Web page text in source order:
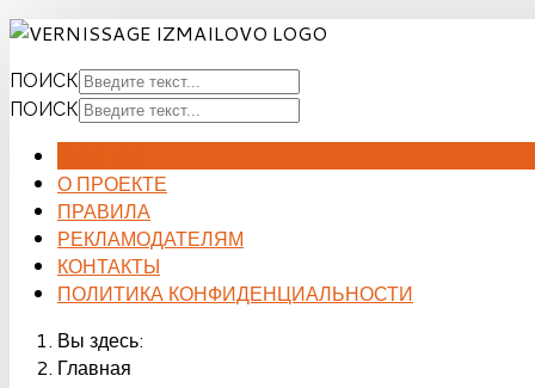
ПОИСК
ПОИСК
О ПРОЕКТЕ
ПРАВИЛА
РЕКЛАМОДАТЕЛЯМ
КОНТАКТЫ
ПОЛИТИКА КОНФИДЕНЦИАЛЬНОСТИ
Вы здесь:
Главная